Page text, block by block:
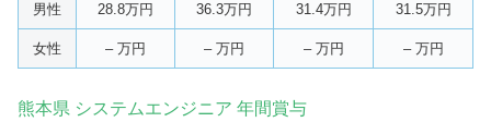
男性 28.8万円 36.3万円 31.4万円 31.5万円
女性 – 万円 – 万円 – 万円 – 万円
熊本県 システムエンジニア 年間賞与